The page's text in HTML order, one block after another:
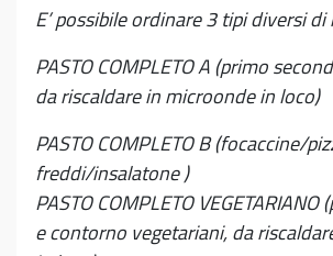
E’ possibile ordinare 3 tipi diversi
PASTO COMPLETO A (primo
da riscaldare in microonde in loco)
PASTO COMPLETO B (focaccine/
freddi/insalatone )
PASTO COMPLETO
e contorno vegetariani, da